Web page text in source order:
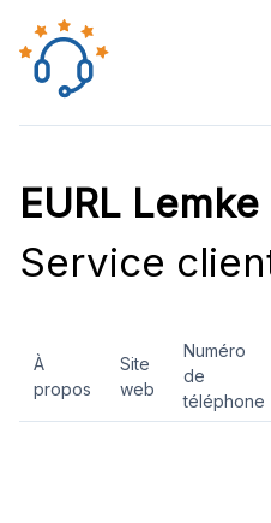
EURL
Service
À
propos
Site
web
Numéro
de
téléphone